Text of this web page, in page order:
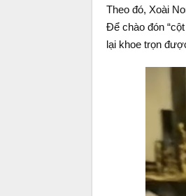
Theo đó, Xoài
Để chào đón
lại khoe trọn